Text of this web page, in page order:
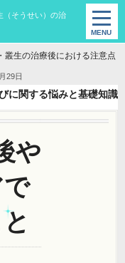
（そうせい）の治
叢生の治療後における注意点
29日
に関する悩みと基礎知識
や